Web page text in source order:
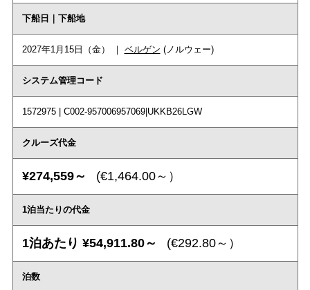
下船日｜下船地
2027年1月15日（金） ｜ ベルゲン (ノルウェー)
システム管理コード
1572975 | C002-957006957069|UKKB26LGW
クルーズ代金
¥274,559～ (€1,464.00～）
1泊当たりの代金
1泊あたり ¥54,911.80～ (€292.80～）
泊数